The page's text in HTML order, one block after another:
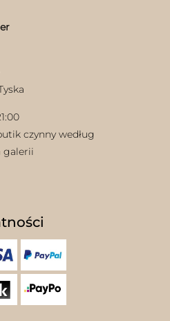
czynny według
galerii